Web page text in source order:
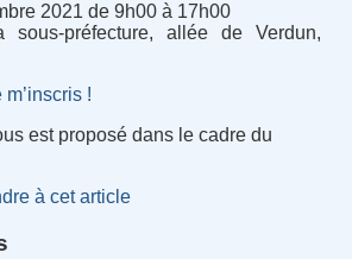
2021 de 9h00 à 17h00
sous-préfecture, allée de Verdun,
!
est proposé dans le cadre du
à cet article